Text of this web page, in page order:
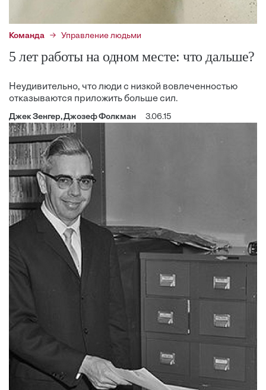
Команда Управление людьми
5 лет работы на одном месте: что дальше?
Неудивительно, что люди с низкой вовлеченностью
отказываются приложить больше сил.
Джек Зенгер, Джозеф Фолкман 3.06.15